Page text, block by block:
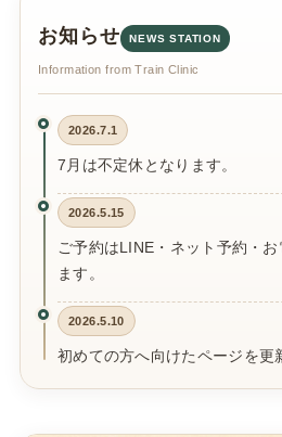
お知らせ NEWS STATION
Information from Train Clinic
2026.7.1
7月は不定休となります。
2026.5.15
ご予約はLINE・ネット予約・
ます。
2026.5.10
初めての方へ向けたページを更